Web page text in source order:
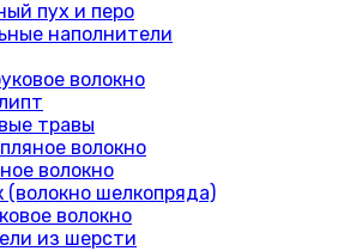
пух и перо
наполнители
волокно
травы
волокно
волокно
(волокно шелкопряда)
волокно
из шерсти